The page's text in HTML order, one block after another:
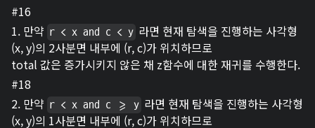
#16
1. 만약 r < x and c < y 라면 현재 탐색을 진행하는 사각형
(x, y)의 2사분면 내부에 (r, c)가 위치하므로
total 값은 증가시키지 않은 채 z함수에 대한 재귀를 수행한다.
#18
2. 만약 r < x and c >= y 라면 현재 탐색을 진행하는 사각형
(x, y)의 1사분면 내부에 (r, c)가 위치하므로